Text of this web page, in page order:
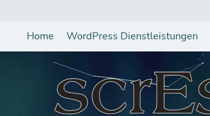
Home WordPress Dienstleistungen